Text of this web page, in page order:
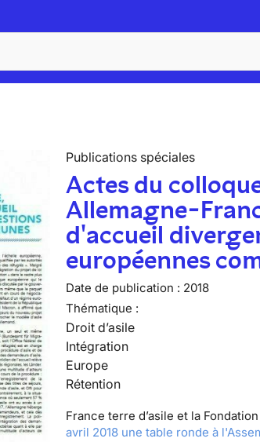
Publications spéciales
Actes du
Allemagne-
d'accueil
européennes
Date de publication : 2018
Thématique :
Droit d’asile
Intégration
Europe
Rétention
France terre d’asile et la
avril 2018 une table ronde à